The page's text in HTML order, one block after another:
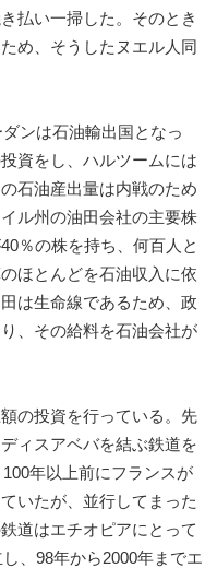
払い一掃した。そのとき
め、そうしたヌエル人同
ンは石油輸出国となっ
資をし、ハルツームには
石油産出量は内戦のため
ル州の油田会社の主要株
％の株を持ち、何百人と
ほとんどを石油収入に依
は生命線であるため、政
、その給料を石油会社が
の投資を行っている。先
ィスアベバを結ぶ鉄道を
年以上前にフランスが
いたが、並行してまった
道はエチオピアにとって
、98年から2000年までエ